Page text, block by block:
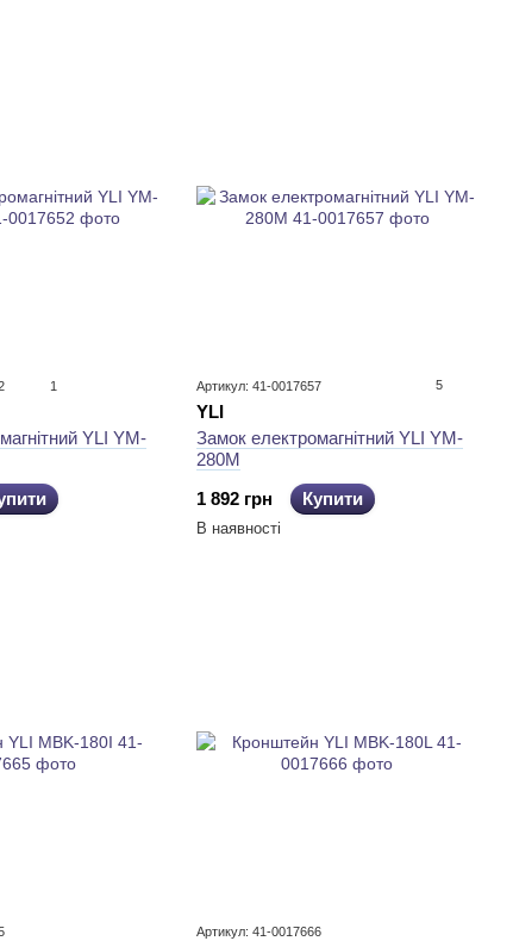
1
YLI YM-
Артикул: 41-0017657 5
YLI
Замок електромагнітний YLI YM-
280M
1 892 грн
Купити
В наявності
Артикул: 41-0017666